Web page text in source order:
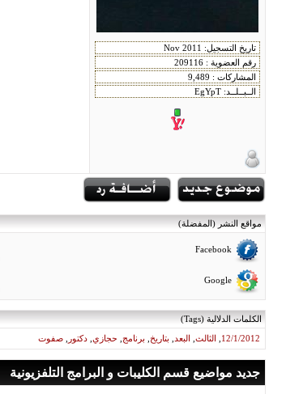
مواقع النشر (المفضلة)
Facebook
Google
الكلمات الدلالية (Tags)
12/1/2012
, الثالث, البعد, بتاريخ, برنامج, حجازي, دكتور , صفوت
جديد مواضيع قسم الكليبات و البرامج التلفزيونية